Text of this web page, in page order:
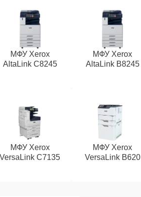
МФУ Xerox
AltaLink C8245
МФУ Xerox
AltaLink B8245
МФУ Xerox
VersaLink C7135
МФУ Xerox
VersaLink B620